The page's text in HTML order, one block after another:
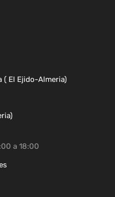
( El Ejido-Almeria)
a 18:00